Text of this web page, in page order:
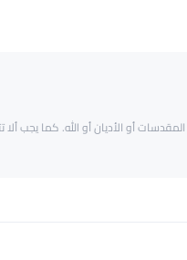
أو الأديان أو الله. كما يجب